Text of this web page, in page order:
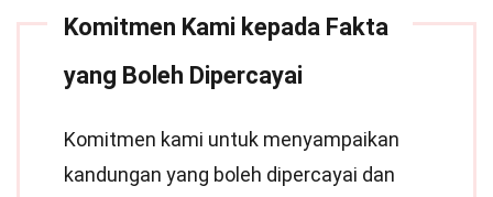
Komitmen Kami kepada Fakta
yang Boleh Dipercayai
Komitmen kami untuk menyampaikan
kandungan yang boleh dipercayai dan